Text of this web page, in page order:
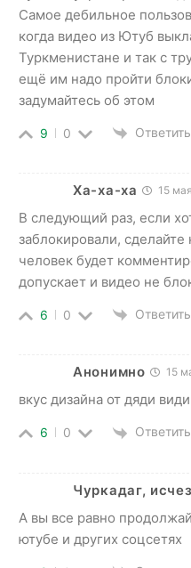
Самое дебильное
когда видео из Ютуб
Туркменистане и так с
ещё им надо пройти
задумайтесь об этом
9 0 Ответить
Ха-ха-ха 15
В следующий раз, если
заблокировали,
человек будет
допускает и видео не
6 0 Ответить
Анонимно 15
вкус дизайна от дяди
6 0 Ответить
Чуркадаг,
А вы все равно
ютубе и других соцсетях